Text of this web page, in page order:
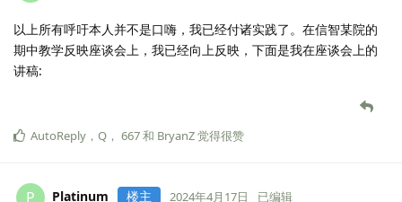
以上所有呼吁本人并不是口嗨，我已经付诸实践了。在信智某院的
期中教学反映座谈会上，我已经向上反映，下面是我在座谈会上的
讲稿:
AutoReply ， Q ， 667和 BryanZ觉得很赞
P Platinum 楼主 2024年4月17日 已编辑